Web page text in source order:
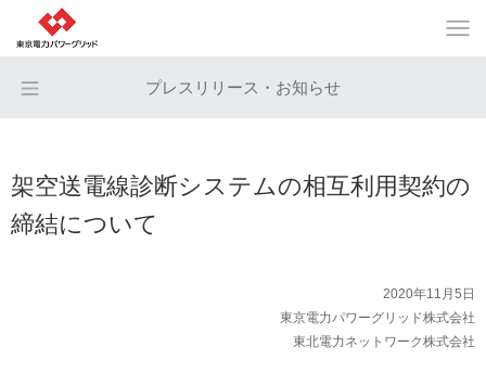
プレスリリース・お知らせ
架空送電線診断システムの相互利用契約の
締結について
2020年11月5日
東京電力パワーグリッド株式会社
東北電力ネットワーク株式会社